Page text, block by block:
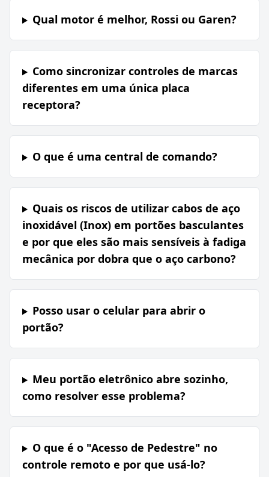
Qual motor é melhor, Rossi ou Garen?
Como sincronizar controles de marcas
diferentes em uma única placa
receptora?
O que é uma central de comando?
Quais os riscos de utilizar cabos de aço
inoxidável (Inox) em portões basculantes
e por que eles são mais sensíveis à fadiga
mecânica por dobra que o aço carbono?
Posso usar o celular para abrir o
portão?
Meu portão eletrônico abre sozinho,
como resolver esse problema?
O que é o "Acesso de Pedestre" no
controle remoto e por que usá-lo?